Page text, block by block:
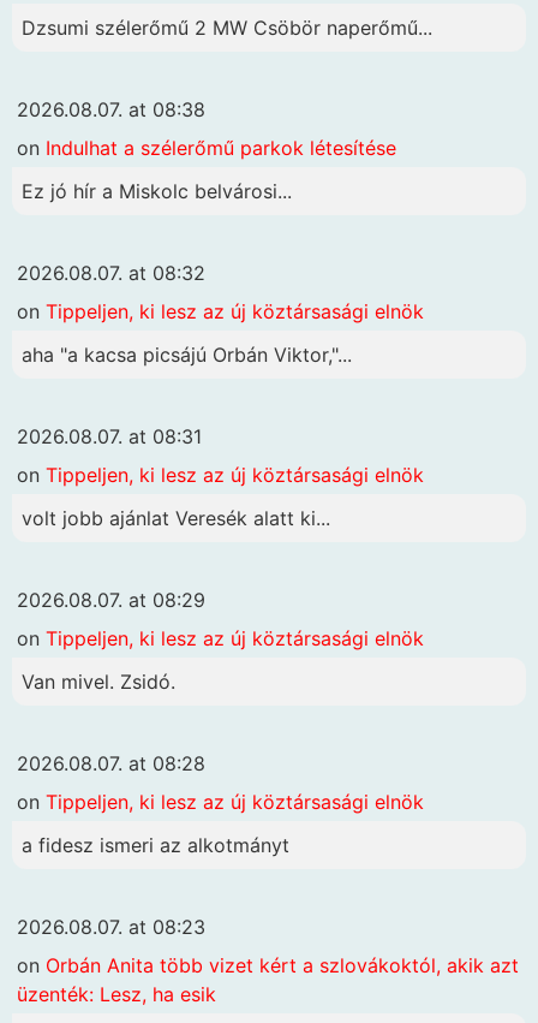
Dzsumi szélerőmű 2 MW Csöbör naperőmű...
2026.08.07. at 08:38
on Indulhat a szélerőmű parkok létesítése
Ez jó hír a Miskolc belvárosi...
2026.08.07. at 08:32
on Tippeljen, ki lesz az új köztársasági elnök
aha "a kacsa picsájú Orbán Viktor,"...
2026.08.07. at 08:31
on Tippeljen, ki lesz az új köztársasági elnök
volt jobb ajánlat Veresék alatt ki...
2026.08.07. at 08:29
on Tippeljen, ki lesz az új köztársasági elnök
Van mivel. Zsidó.
2026.08.07. at 08:28
on Tippeljen, ki lesz az új köztársasági elnök
a fidesz ismeri az alkotmányt
2026.08.07. at 08:23
on Orbán Anita több vizet kért a szlovákoktól, akik azt
üzenték: Lesz, ha esik